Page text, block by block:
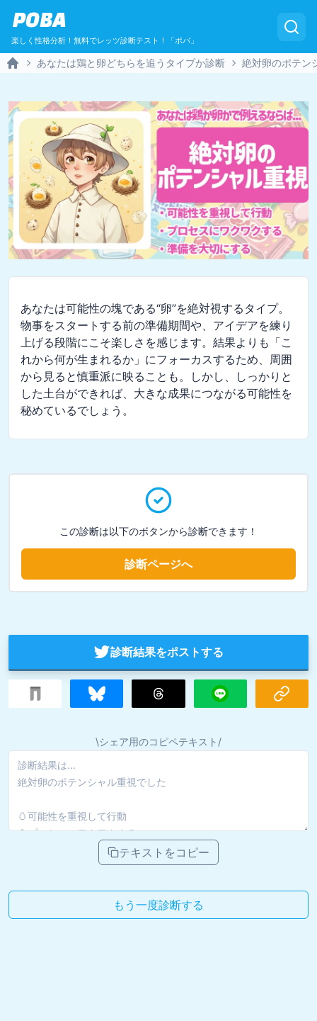
POBA
楽しく性格分析！無料でレッツ診断テスト！「ポバ」
あなたは鶏と卵どちらを追うタイプか診断 絶対卵のポテン
あなたは可能性の塊である“卵”を絶対視するタイプ。
物事をスタートする前の準備期間や、アイデアを練り
上げる段階にこそ楽しさを感じます。結果よりも「こ
れから何が生まれるか」にフォーカスするため、周囲
から見ると慎重派に映ることも。しかし、しっかりと
した土台ができれば、大きな成果につながる可能性を
秘めているでしょう。
この診断は以下のボタンから診断できます！
診断ページへ
診断結果をポストする
\シェア用のコピペテキスト/
テキストをコピー
もう一度診断する